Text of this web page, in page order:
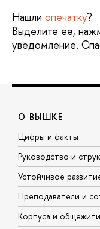
Нашли опечатку?
Выделите её,
уведомление.
О ВЫШКЕ
Цифры и факты
Руководство и
Устойчивое
Преподаватели и
Корпуса и